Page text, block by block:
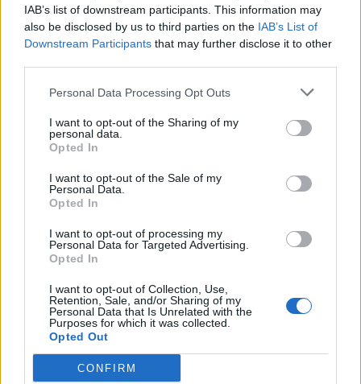
IAB’s list of downstream participants. This information may
also be disclosed by us to third parties on the IAB’s List of
Downstream Participants that may further disclose it to other
Personal Data Processing Opt Outs
I want to opt-out of the Sharing of my
personal data.
Opted In
I want to opt-out of the Sale of my
Personal Data.
Opted In
I want to opt-out of processing my
Personal Data for Targeted Advertising.
Opted In
I want to opt-out of Collection, Use,
Retention, Sale, and/or Sharing of my
Personal Data that Is Unrelated with the
Purposes for which it was collected.
Opted Out
CONFIRM
Ахмети кажа што го мачи:
СЛУШАМ, САКААТ ДА СЕ СУДИ
ЗА ВОЕНИТЕ ЗЛОСТРОСТВА НА
ИСТОРИСКО ОБЕДИНУВАЊЕ НА
МАКЕДОНЦИТЕ ВО СРБИЈА:
ФОРМИРАН МАКЕДОНСКИОТ
НАЦИОНАЛЕН СОЈУЗ
ТЕЖОК ДЕН И ЈАВНО
човекот појма нема од
ништо, освен за кеш
ПРЕДУПРЕДЕНИ СЕ: „Бугарија
УЛЦИЊ Е АЛБАНСКИ, ЌЕ ГО
Црна Гора
ТЕМПЕРАТУРАТА ВО СРЕДА ЌЕ
БИДЕ ЗА НА ЛЕКАР, а потоа...
СУДСКАТА МАФИЈА РАБОТИ